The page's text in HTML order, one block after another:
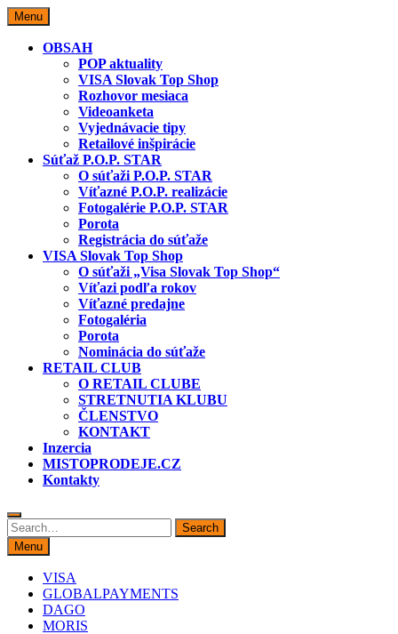
Skip
to
content
Menu
OBSAH
POP aktuality
VISA Slovak Top Shop
Rozhovor mesiaca
Videoanketa
Vyjednávacie tipy
Retailové inšpirácie
Súťaž P.O.P. STAR
O súťaži P.O.P. STAR
Víťazné P.O.P. realizácie
Fotogalérie P.O.P. STAR
Porota
Registrácia do súťaže
VISA Slovak Top Shop
O súťaži „Visa Slovak Top Shop“
Víťazi podľa rokov
Víťazné predajne
Fotogaléria
Porota
Nominácia do súťaže
RETAIL CLUB
O RETAIL CLUBE
STRETNUTIA KLUBU
ČLENSTVO
KONTAKT
Inzercia
MISTOPRODEJE.CZ
Kontakty
Search
for:
Search
Menu
VISA
GLOBALPAYMENTS
DAGO
MORIS